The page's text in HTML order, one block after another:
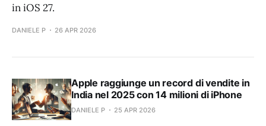
in iOS 27.
DANIELE P 26 APR 2026
Apple raggiunge un record di vendite in
India nel 2025 con 14 milioni di iPhone
DANIELE P 25 APR 2026